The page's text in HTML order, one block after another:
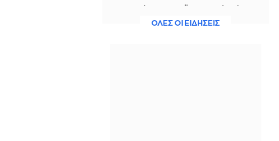
το 90% των πυρκαγιών
ΟΛΕΣ ΟΙ ΕΙΔΗΣΕΙΣ